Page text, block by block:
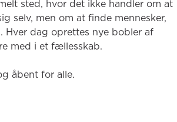
sted, hvor det ikke handler om at
selv, men om at finde mennesker,
dag oprettes nye bobler af
med i et fællesskab.
åbent for alle.